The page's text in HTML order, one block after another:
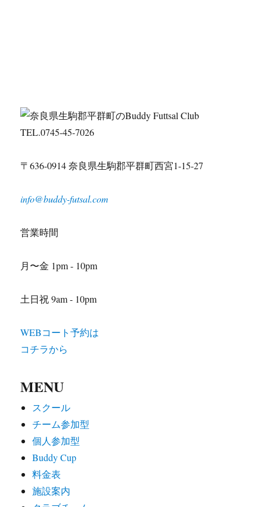
TEL.0745-45-7026
〒636-0914 奈良県生駒郡平群町西宮1-15-27
info@buddy-futsal.com
営業時間
月〜金 1pm - 10pm
土日祝 9am - 10pm
WEBコート予約は
コチラから
MENU
スクール
チーム参加型
個人参加型
Buddy Cup
料金表
施設案内